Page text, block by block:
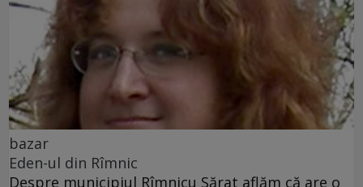
bazar
Eden-ul din Rîmnic
Despre municipiul Rîmnicu Sărat aflăm că are o